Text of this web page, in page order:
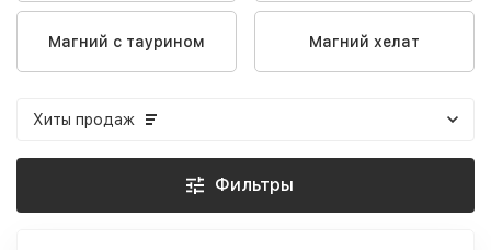
Магний c таурином Магний хелат
Хиты продаж
Фильтры